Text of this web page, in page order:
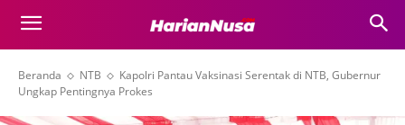
Beranda NTB
Kapolri Pantau Vaksinasi Serentak di NTB, Gubernur
Ungkap Pentingnya Prokes